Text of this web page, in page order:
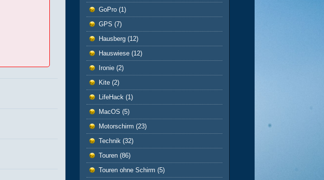
GoPro (1)
GPS (7)
Hausberg (12)
Hauswiese (12)
Ironie (2)
Kite (2)
LifeHack (1)
MacOS (5)
Motorschirm (23)
Technik (32)
Touren (86)
Touren ohne Schirm (5)